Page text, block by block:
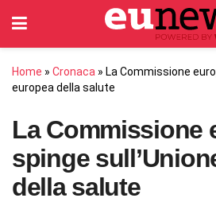
Home » Cronaca » La Commissione
europea della salute
La Commissione
spinge
della salute